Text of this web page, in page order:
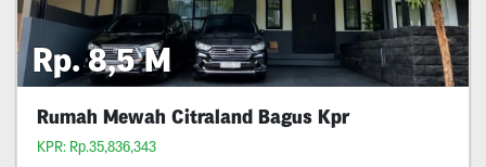
Rp. 8,5 M
Rumah Mewah Citraland Bagus Kpr
KPR: Rp.35,836,343